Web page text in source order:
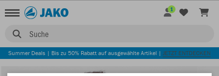
Suche
1
Summer Deals | Bis zu 50% Rabatt auf ausgewählte Artikel | JETZT ENTDECKEN